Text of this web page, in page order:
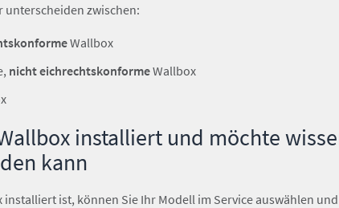
unterscheiden zwischen:
Wallbox
nicht eichrechtskonformeWallbox
installiert und möchte
kann
installiert ist, können Sie Ihr Modell im Service auswählen